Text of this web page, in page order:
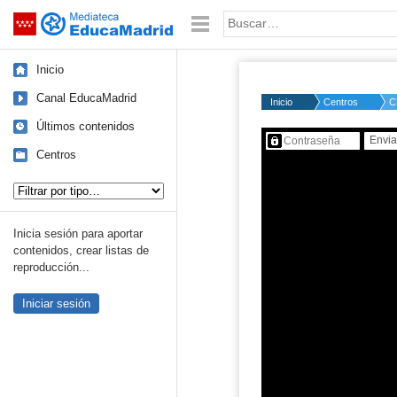
Saltar navegación Palabra o frase:
Inicio
Canal EducaMadrid
Últimos contenidos
Centros
Inicia sesión para aportar
contenidos, crear listas de
reproducción...
Iniciar sesión
Inicio Centros
Contenido protegido…